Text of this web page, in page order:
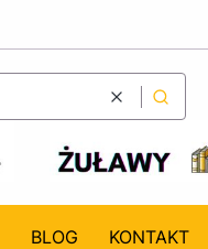
WyczyśćSzukaj
BLOG KONTAKT